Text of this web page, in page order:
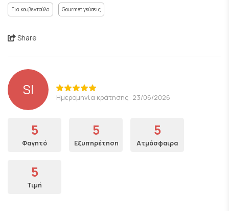
Για κουβεντούλα Gourmet γεύσεις
Share
SI Ημερομηνία κράτησης: 23/06/2026
5
Φαγητό
5
Εξυπηρέτηση
5
Ατμόσφαιρα
5
Τιμή